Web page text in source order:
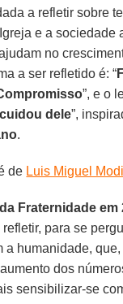
a refletir sobre
e a sociedade
no
a ser refletido é: “
”, e o
dele”,
.
de Luis Miguel
Fraternidade em
para se
a humanidade,
dos
sensibilizar-se